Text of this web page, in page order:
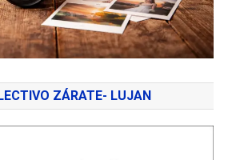
ZÁRATE- LUJAN